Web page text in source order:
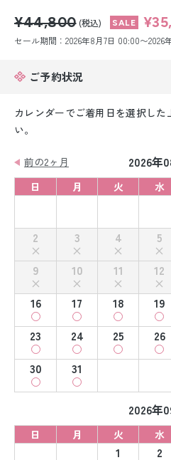
小物販売品
¥44,800 (税込)
セール期間：2026年8月7日 00:00〜2026
ご予約状況
カレンダーでご着用日を選択し
い。
前の2ヶ月 2026年
日
月 火 水
2
3 4 5
9
10 11 12
16
17 18 19
23
24 25 26
30
31
2026年
日 月 火 水
1 2